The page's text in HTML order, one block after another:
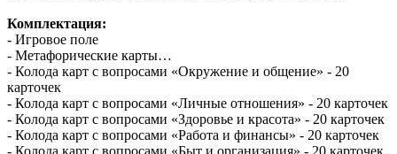
Комплектация:
- Игровое поле
- Метафорические карты…
- Колода карт с вопросами «Окружение и общение» - 20
карточек
- Колода карт с вопросами «Личные отношения» - 20 карточек
- Колода карт с вопросами «Здоровье и красота» - 20 карточек
- Колода карт с вопросами «Работа и финансы» - 20 карточек
- Колода карт с вопросами «Быт и организация» - 20 карточек